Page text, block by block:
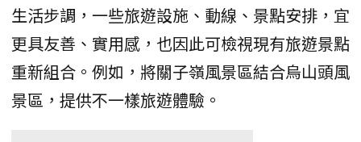
生活步調，一些旅遊設施、動線、景點安排，宜
更具友善、實用感，也因此可檢視現有旅遊景點
重新組合。例如，將關子嶺風景區結合烏山頭風
景區，提供不一樣旅遊體驗。